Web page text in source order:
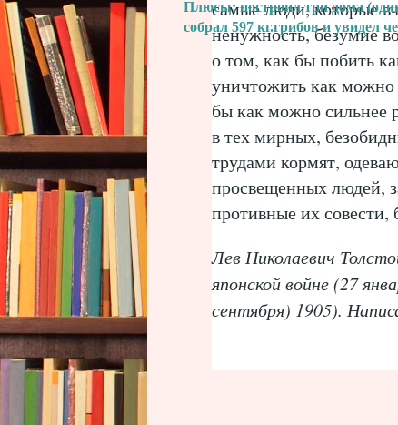
самые люди, которые
ненужность, безумие
о том, как бы побить
уничтожить как можно
бы как можно сильнее
в тех мирных,
трудами кормят,
просвещенных людей,
противные их совести,
Лев Николаевич
японской войне (27
сентября) 1905).
Плюсы: построил три дома
собрал 597 кг.грибов и увидел